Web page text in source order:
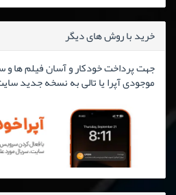
خرید با روش های دیگر
جهت پرداخت خودکار و آسان فیلم ها و
موجودی آپرا یا تالی به نسخه جدید